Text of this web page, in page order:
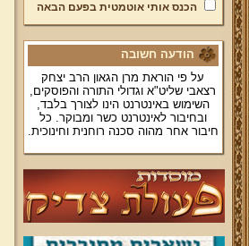
הכנס אותי אוטמטית בפעם הבאה
הודעה חשובה
על פי הוראת מרן הגאון הרב יצחק
רצאבי שליט"א וגדולי התורה והפוסקים,
השימוש באינטרנט הינו לצורך בלבד,
ובחיבור לאינטרנט כשר ומבוקר. כל
חיבור אחר מהוה סכנה רוחנית וחינוכית.